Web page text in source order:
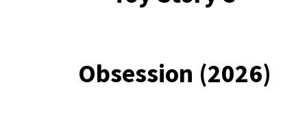
Obsession (2026)